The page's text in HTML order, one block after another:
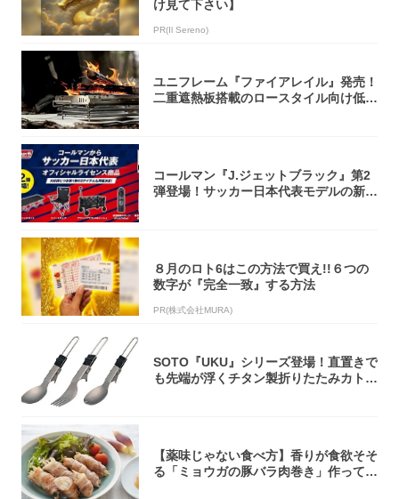
け見て下さい】
PR(Il Sereno)
ユニフレーム『ファイアレイル』発売！
二重遮熱板搭載のロースタイル向け低型
コールマン『J.ジェットブラック』第2
弾登場！サッカー日本代表モデルの新作
８月のロト6はこの方法で買え!!６つの
数字が『完全一致』する方法
PR(株式会社MURA)
SOTO『UKU』シリーズ登場！直置きで
も先端が浮くチタン製折りたたみカトラ
【薬味じゃない食べ方】香りが食欲そそ
る「ミョウガの豚バラ肉巻き」作ってみ